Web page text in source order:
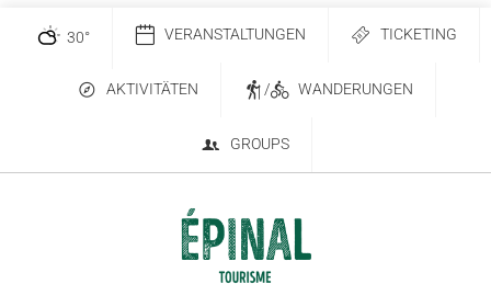
30° VERANSTALTUNGEN TICKETING
AKTIVITÄTEN / WANDERUNGEN
GROUPS